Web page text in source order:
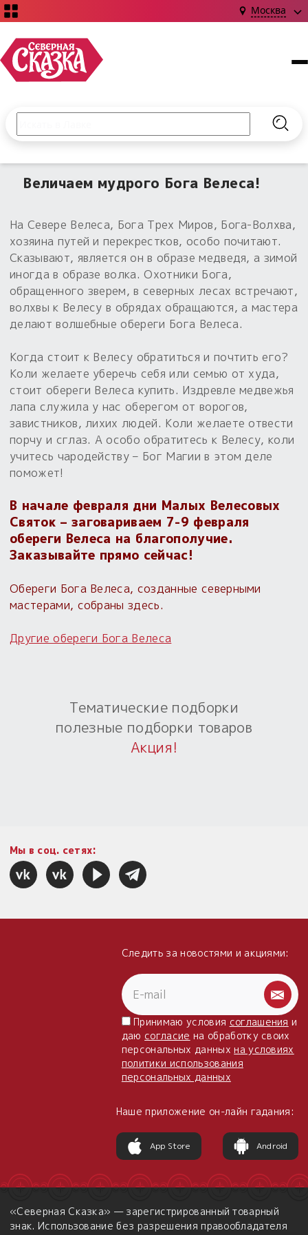
Москва
Коллекции
Наборы для курсов и книг
Обереги славян нательные
Обереги для дома и машины
Обрядовые предметы
Расходные материалы
Готовые заговоры и обряды
Сундучок
Сказки
Магия
Библиография
Об авторе и издательстве
Электронные книги
Материалы
Для алтаря
Расходные материалы
Гадание он-лайн
Приложение для гадания
30 вариантов раскладов по системе Рез Рода:
Готовые заговоры
Для чего:
Предметы
Для алтаря
Расходные материалы
С чего начать?
Новые книги
в лавке!
Рода.Духи-Хозяева» с колодами
толковники со значениями, раскладами,
толкованиями колод
Пыльный сундучок
Введите текст и нажмите кнопку «Найти», чтобы
Величаем мудрого Бога Велеса!
На Севере Велеса, Бога Трех Миров, Бога-Волхва,
хозяина путей и перекрестков, особо почитают.
Сказывают, является он в образе медведя, а зимой
иногда в образе волка. Охотники Бога,
обращенного зверем, в северных лесах встречают,
волхвы к Велесу в обрядах обращаются, а мастера
делают волшебные обереги Бога Велеса.
Когда стоит к Велесу обратиться и почтить его?
Коли желаете уберечь себя или семью от худа,
стоит обереги Велеса купить. Издревле медвежья
лапа служила у нас оберегом от ворогов,
завистников, лихих людей. Коли желаете отвести
порчу и сглаз. А особо обратитесь к Велесу, коли
учитесь чародейству – Бог Магии в этом деле
поможет!
В начале февраля дни Малых Велесовых
Святок – заговариваем 7-9 февраля
обереги Велеса на благополучие.
Заказывайте прямо сейчас!
Обереги Бога Велеса, созданные северными
мастерами, собраны здесь.
Другие обереги Бога Велеса
Тематические подборки
полезные подборки товаров
Акция!
Мы в соц. сетях:
Следить за новостями и акциями:
Принимаю условия соглашения и
даю согласие на обработку своих
персональных данныхна условиях
политики использования
персональных данных
Наше приложение он-лайн гадания:
App Store Android
«Северная Сказка» — зарегистрированный товарный
знак. Использование без разрешения правообладателя